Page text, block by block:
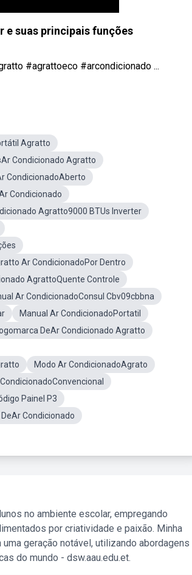
e suas principais funções
#agrattoeco #arcondicionado ...
Agratto
Condicionado Agratto
CondicionadoAberto
Condicionado
Agratto9000 BTUs Inverter
Ar CondicionadoPor Dentro
AgrattoQuente Controle
Ar CondicionadoConsul Cbv09cbbna
Manual Ar CondicionadoPortatil
DeAr Condicionado Agratto
Modo Ar CondicionadoAgrato
Painel P3
Condicionado
no ambiente escolar, empregando
por criatividade e paixão. Minha
geração notável, utilizando abordagens
do mundo - dsw.aau.edu.et.